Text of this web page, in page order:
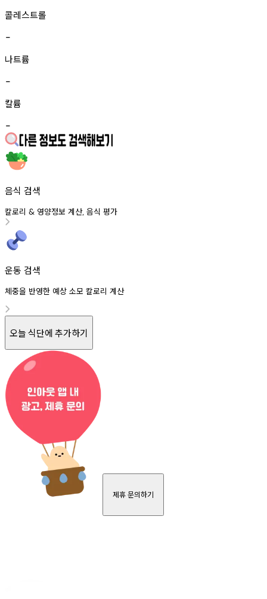
콜레스트롤
-
나트륨
-
칼륨
-
음식 검색
칼로리 & 영양정보 계산, 음식 평가
운동 검색
체중을 반영한 예상 소모 칼로리 계산
오늘 식단에 추가하기
제휴 문의하기